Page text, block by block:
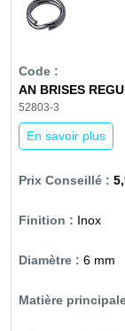
AN BRISES
52803-3
En savoir plus
Inox
6 mm